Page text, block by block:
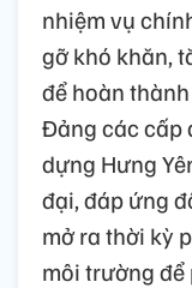
nhiệm vụ
gỡ khó khăn,
để hoàn
Đảng các cấp
dựng Hưng
đại, đáp ứng
mở ra thời kỳ
môi trường